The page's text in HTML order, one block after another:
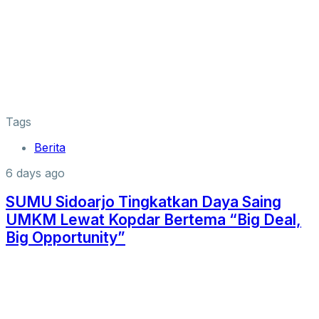
Tags
Berita
6 days ago
SUMU Sidoarjo Tingkatkan Daya Saing
UMKM Lewat Kopdar Bertema “Big Deal,
Big Opportunity”